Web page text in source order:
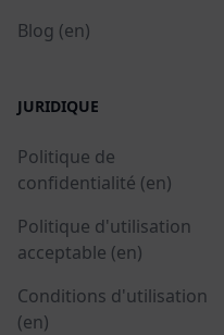
Blog (en)
JURIDIQUE
Politique de
confidentialité (en)
Politique d'utilisation
acceptable (en)
Conditions d'utilisation
(en)